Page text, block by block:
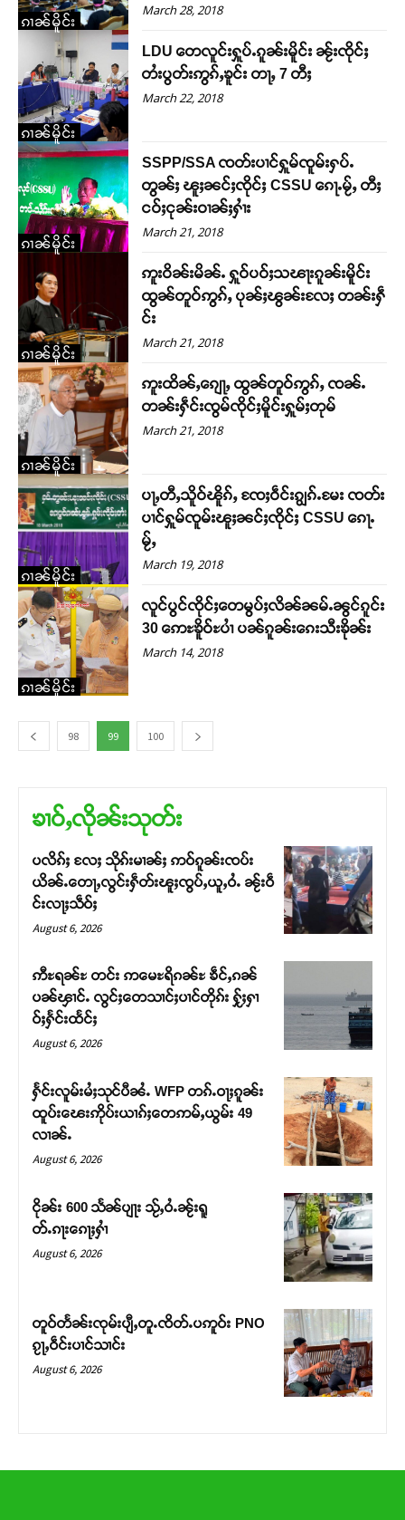
Support SHAN
တႃႇႁႂ်ႈသဵင်ၵၢင်ၸႂ်ၵူၼ်းမိူင်း ၵူႈတီႈၵူႈလႅၼ်ပေႃးတေၸွ
တ်ႇ တူဝ်ႈလုမ်ႈၾႃႉၼၼ်ႉ ၶဝ်ႈႁူမ်ႈၵမ်ႉထႅမ် ၸုမ်းၶၢ
ဝ်ႇၽူႈတွႆႇႁွၵ်ႈ လႆႈယူႇၶႃႈဢေႃႈ။
Donate Now
ၵၢၼ်မိူင်း
March 28, 2018
ၵၢၼ်မိူင်း
LDU တေလူင်းႁူပ်ႉၵူၼ်းမိူင်း ၼႂ်းၸိုင်ႈ
တႆးပွတ်းဢွၵ်ႇၶူင်း တႃႇ 7 တီႈ
March 22, 2018
ၵၢၼ်မိူင်း
SSPP/SSA ၸတ်းပၢင်ႁူမ်ၸူမ်းႁပ်ႉ
တွၼ်ႈ ၽူႈၼင်ႈၸိုင်ႈ CSSU ၵေႃႉမႂ်ႇ တီႈ
ငဝ်ႈငုၼ်းဝၢၼ်ႈႁၢႆး
March 21, 2018
ၵၢၼ်မိူင်း
ဢူးဝိၼ်းမိၼ်ႉ ႁူဝ်ပဝ်ႈသၽႃးၵူၼ်းမိူင်း
ထွၼ်တူဝ်ဢွၵ်ႇ ပုၼ်ႈၽွၼ်းလႄႈ တၼ်းႁဵ
င်း
March 21, 2018
ၵၢၼ်မိူင်း
ဢူးထိၼ်ႇၵျေႃႇ ထွၼ်တူဝ်ဢွၵ်ႇ ၸၼ်ႉ
တၼ်းႁဵင်းၸွမ်ၸိုင်ႈမိူင်းႁူမ်ႈတုမ်
March 21, 2018
ၵၢၼ်မိူင်း
ပႃႇတီႇသိူဝ်ၽိူၵ်ႇ ၸႄႈဝဵင်းၵျွၵ်ႉမႄး ၸတ်း
ပၢင်ႁူမ်ၸူမ်းၽူႈၼင်ႈၸိုင်ႈ CSSU ၵေႃႉ
မႂ်ႇ
March 19, 2018
ၵၢၼ်မိူင်း
လူင်ပွင်ၸိုင်ႈတေမွပ်ႈလိၼ်ၼမ်ႉၼွင်ၵူင်း
30 ဢေႊၶိူဝ်ႊပၢႆ ပၼ်ၵူၼ်းၵေးသီးၶိုၼ်း
March 14, 2018
98 99 100
ၶၢဝ်ႇလိုၼ်းသုတ်း
ပလိၵ်ႈ လႄႈ သိုၵ်းမၢၼ်ႈ ဢဝ်ၵူၼ်းၸပ်း
ယိၼ်ႉတေႃႇလွင်းႁဵတ်းၽူႈၸွပ်ႇယူႇဝႆႉ ၼႂ်းဝဵ
င်းလႃႈသဵဝ်ႈ
August 6, 2026
ဢီႊရၼ်ႊ တင်း ဢမေႊရိၵၼ်ႊ ၶဵင်ႇၵၼ်
ပၼ်ၾၢင်ႉ လွင်ႈတေသၢင်ႈပၢင်တိုၵ်း ႁႂ်ႈႁၢ
ဝ်ႈႁႅင်းထႅင်ႈ
August 6, 2026
ႁႅင်းလူမ်းမႆႈသုင်ပီၼႆႉ WFP တၵ်ႉဝႃႈၵူၼ်း
ထူပ်းၽေးဢိုပ်းယၢၵ်ႈတေဢမ်ႇယွမ်း 49
လၢၼ်ႉ
August 6, 2026
ငိုၼ်း 600 သႅၼ်ပျႃး သႂ်ႇဝႆႉၼႂ်းရူ
တ်ႉၵႃးၵေႃႈႁၢႆ
August 6, 2026
တူဝ်တႅၼ်းၸုမ်းပျီႇတူႉၸိတ်ႉပဢူဝ်း PNO
ၵႂႃႇဝဵင်းပၢင်သၢင်း
August 6, 2026